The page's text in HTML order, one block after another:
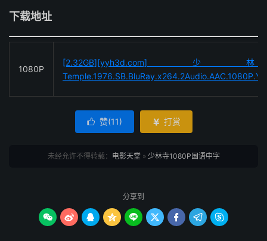
下载地址
1080P
[2.32GB][yyh3d.com]
 赞(11)  打赏
未经允许不得转载： 电影天堂» 少林寺1080P国语中字
分享到
        